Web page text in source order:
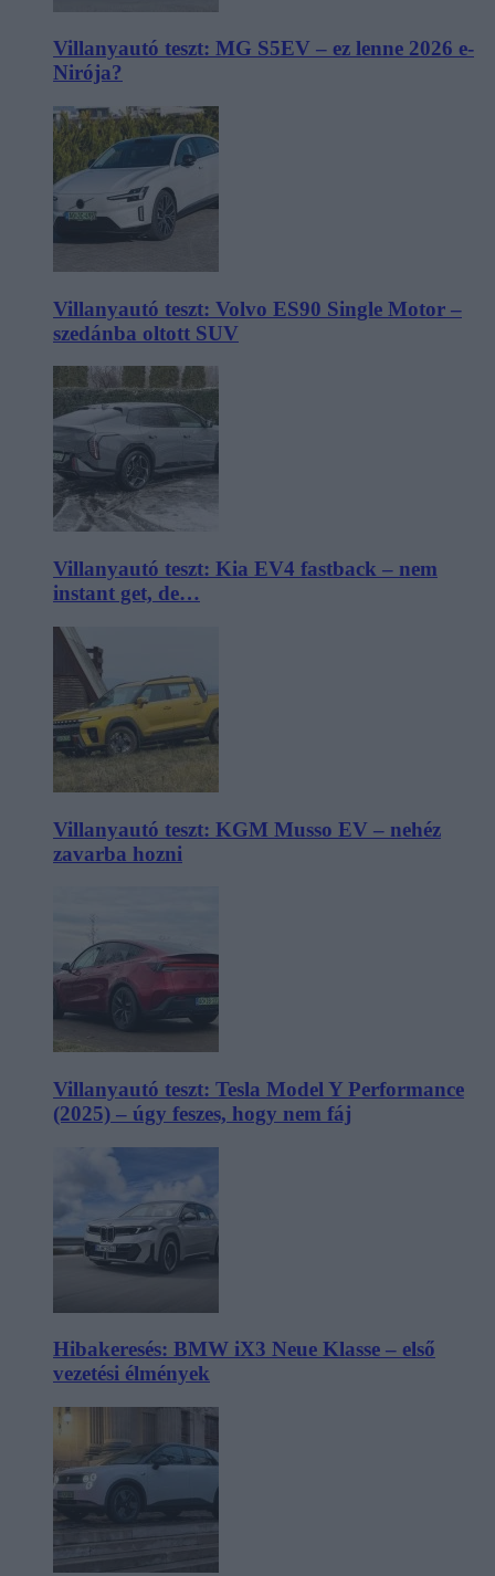
Villanyautó teszt: MG S5EV – ez lenne 2026 e-
Nirója?
Villanyautó teszt: Volvo ES90 Single Motor –
szedánba oltott SUV
Villanyautó teszt: Kia EV4 fastback – nem
instant get, de…
Villanyautó teszt: KGM Musso EV – nehéz
zavarba hozni
Villanyautó teszt: Tesla Model Y Performance
(2025) – úgy feszes, hogy nem fáj
Hibakeresés: BMW iX3 Neue Klasse – első
vezetési élmények